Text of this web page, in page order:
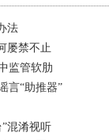
法
屡禁不止
监管软肋
言“助推器”
混淆视听